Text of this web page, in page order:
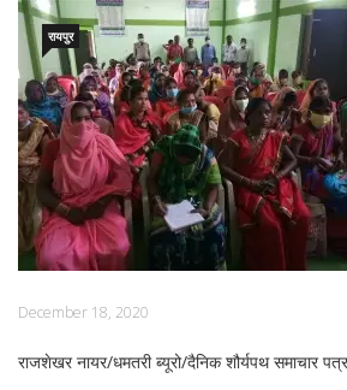
रायपुर
December 18, 2020
राजशेखर नायर/धमतरी ब्यूरो/दैनिक शौर्यपथ समाचार पत्र